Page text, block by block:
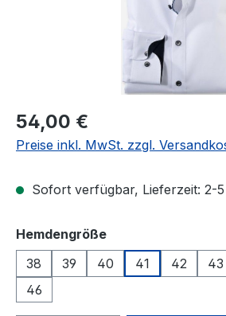
Regulärer Preis:
54,00 €
Preise inkl. MwSt. zzgl.
Sofort verfügbar, Lieferzeit: 2-5
Hemdengrößeauswählen
38
39 40 41 42 43
46